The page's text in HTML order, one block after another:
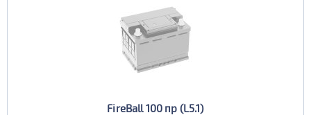
FireBall 100 пр (L5.1)